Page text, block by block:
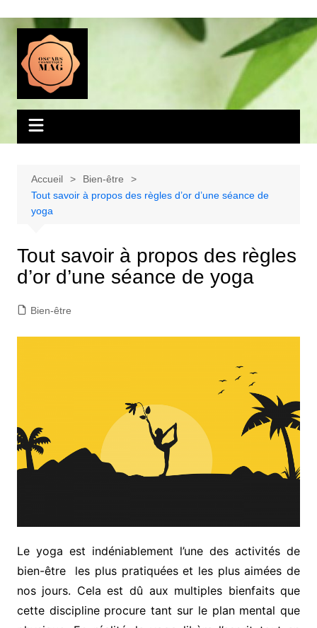
contenu
Accueil
Bien-être
Tout savoir à propos des règles d’or d’une séance de
yoga
Tout savoir à propos des règles
d’or d’une séance de yoga
Bien-être
Le yoga est indéniablement l’une des activités de
bien-être les plus pratiquées et les plus aimées de
nos jours. Cela est dû aux multiples bienfaits que
cette discipline procure tant sur le plan mental que